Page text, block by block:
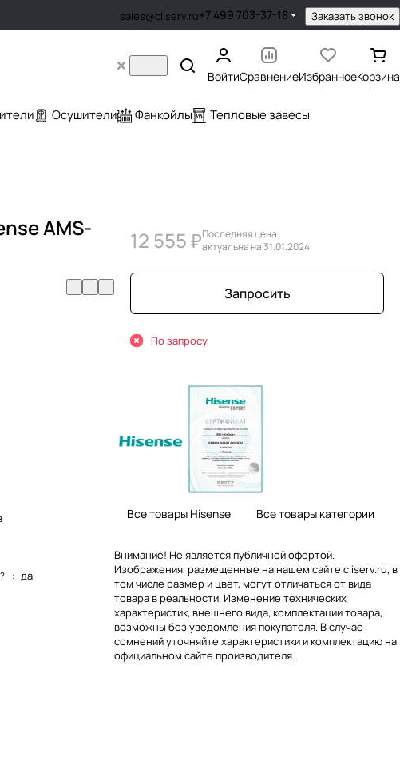
sales@cliserv.ru+7 499 703-37-18 Заказать звонок
ВойтиСравнениеИзбранноеКорзина
Осушители Фанкойлы Тепловые завесы
AMS-
? : да
12 555 ₽Последняя цена
актуальна на 31.01.2024
Запросить
По запросу
Все товары Hisense Все товары категории
Внимание! Не является публичной офертой.
Изображения, размещенные на нашем сайте cliserv.ru, в
том числе размер и цвет, могут отличаться от вида
товара в реальности. Изменение технических
характеристик, внешнего вида, комплектации товара,
возможны без уведомления покупателя. В случае
сомнений уточняйте характеристики и комплектацию на
официальном сайте производителя.